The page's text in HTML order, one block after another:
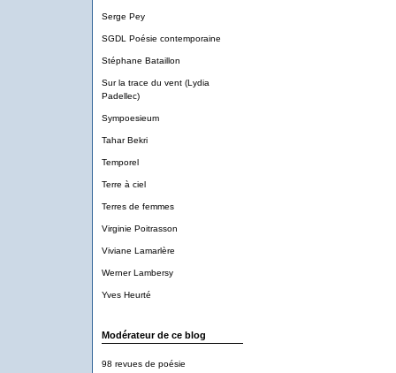
Serge Pey
SGDL Poésie contemporaine
Stéphane Bataillon
Sur la trace du vent (Lydia
Padellec)
Sympoesieum
Tahar Bekri
Temporel
Terre à ciel
Terres de femmes
Virginie Poitrasson
Viviane Lamarlère
Werner Lambersy
Yves Heurté
Modérateur de ce blog
98 revues de poésie